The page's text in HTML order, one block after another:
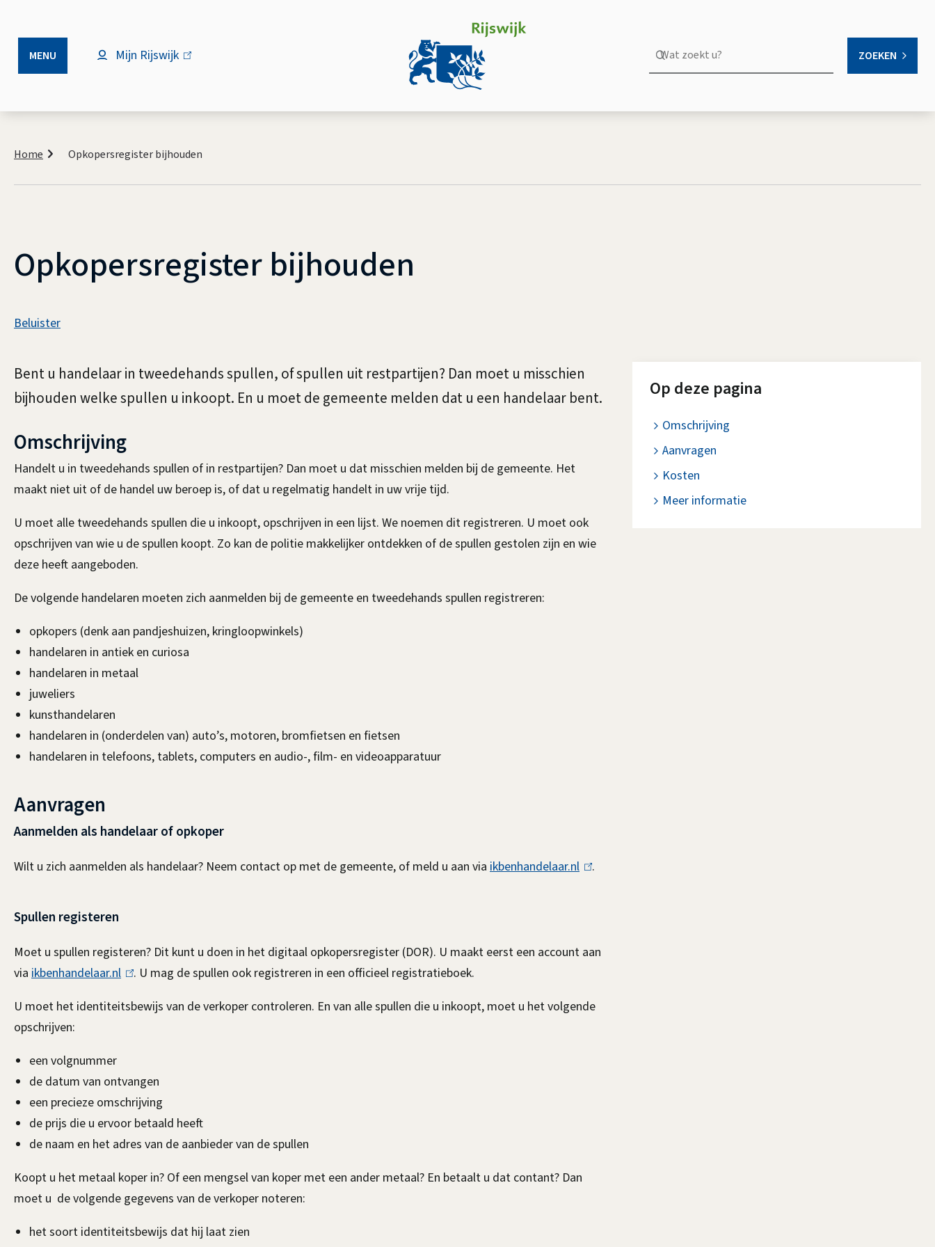
MENU Mijn Rijswijk(link
Wat
OPEN
ZOEKEN
Home
Opkopersregister bijhouden
Opkopersregister bijhouden
Assistentie
Beluister
Opkopersregister
bijhouden
Op deze pagina
Omschrijving
Aanvragen
Kosten
Meer informatie
Algemeen
Bent u handelaar in tweedehands spullen, of spullen uit restpartijen? Dan moet u misschien
bijhouden welke spullen u inkoopt. En u moet de gemeente melden dat u een handelaar bent.
Omschrijving
Handelt u in tweedehands spullen of in restpartijen? Dan moet u dat misschien melden bij de gemeente. Het
maakt niet uit of de handel uw beroep is, of dat u regelmatig handelt in uw vrije tijd.
U moet alle tweedehands spullen die u inkoopt, opschrijven in een lijst. We noemen dit registreren. U moet ook
opschrijven van wie u de spullen koopt. Zo kan de politie makkelijker ontdekken of de spullen gestolen zijn en wie
deze heeft aangeboden.
De volgende handelaren moeten zich aanmelden bij de gemeente en tweedehands spullen registreren:
opkopers (denk aan pandjeshuizen, kringloopwinkels)
handelaren in antiek en curiosa
handelaren in metaal
juweliers
kunsthandelaren
handelaren in (onderdelen van) auto’s, motoren, bromfietsen en fietsen
handelaren in telefoons, tablets, computers en audio-, film- en videoapparatuur
Aanvragen
Aanmelden als handelaar of opkoper
Wilt u zich aanmelden als handelaar? Neem contact op met de gemeente, of meld u aan via ikbenhandelaar.nl
k
e
.
Spullen registeren
Moet u spullen registeren? Dit kunt u doen in het digitaal opkopersregister (DOR). U maakt eerst een account aan
via ikbenhandelaar.nl
i
i
s
e
x
e
r
n
. U mag de spullen ook registreren in een officieel registratieboek.
U moet het identiteitsbewijs van de verkoper controleren. En van alle spullen die u inkoopt, moet u het volgende
opschrijven:
een volgnummer
de datum van ontvangen
een precieze omschrijving
de prijs die u ervoor betaald heeft
de naam en het adres van de aanbieder van de spullen
Koopt u het metaal koper in? Of een mengsel van koper met een ander metaal? En betaalt u dat contant? Dan
moet u de volgende gegevens van de verkoper noteren:
het soort identiteitsbewijs dat hij laat zien